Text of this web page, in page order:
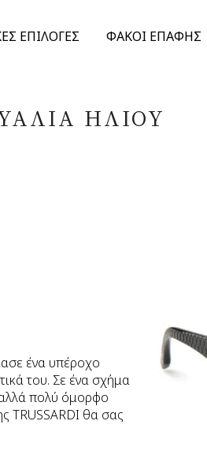
ΕΠΙΛΟΓΕΣ ΦΑΚΟΙ ΕΠΑΦΗΣ
ΗΛΙΟΥ
ένα υπέροχο
του. Σε ένα σχήμα
πολύ όμορφο
TRUSSARDI θα σας